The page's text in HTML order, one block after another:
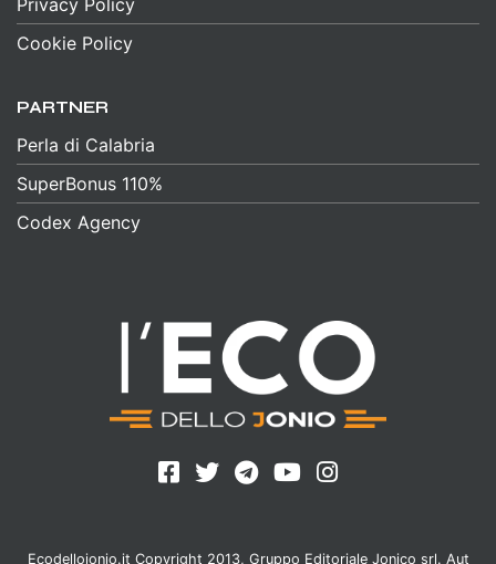
Privacy Policy
Cookie Policy
PARTNER
Perla di Calabria
SuperBonus 110%
Codex Agency
Ecodellojonio.it Copyright 2013, Gruppo Editoriale Jonico srl. Aut